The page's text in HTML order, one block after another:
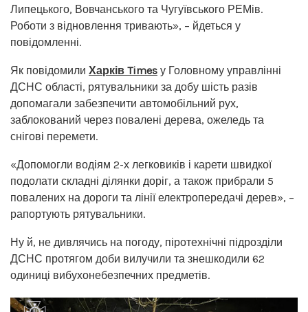
Липецького, Вовчанського та Чугуївського РЕМів.
Роботи з відновлення тривають», – йдеться у
повідомленні.
Як повідомили Харків Times у Головному управлінні
ДСНС області, рятувальники за добу шість разів
допомагали забезпечити автомобільний рух,
заблокований через повалені дерева, ожеледь та
снігові перемети.
«Допомогли водіям 2-х легковиків і карети швидкої
подолати складні ділянки доріг, а також прибрали 5
повалених на дороги та лінії електропередачі дерев», –
рапортують рятувальники.
Ну й, не дивлячись на погоду, піротехнічні підрозділи
ДСНС протягом доби вилучили та знешкодили 62
одиниці вибухонебезпечних предметів.